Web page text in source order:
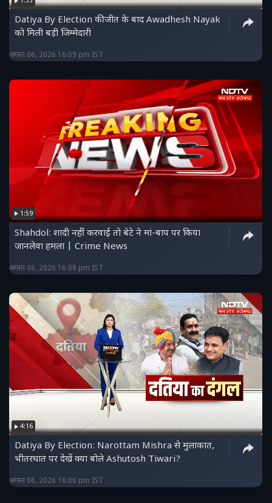
Datiya By Election की जीत के बाद Awadhesh Nayak
को मिली बड़ी जिम्मेदारी
अगस्त 06, 2026 16:09 pm IST
1:59
Shahdol: शादी नहीं करवाई तो बेटे ने मां-बाप पर किया
जानलेवा हमला | Crime News
अगस्त 06, 2026 16:08 pm IST
4:16
Datiya By Election: Narottam Mishra से मुलाकात,
भीतरघात पर देखें क्या बोले Ashutosh Tiwari?
अगस्त 06, 2026 16:06 pm IST